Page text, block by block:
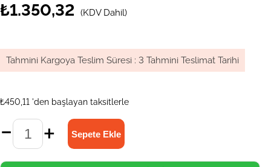
₺1.350,32 (KDV Dahil)
Tahmini Kargoya Teslim Süresi : 3 Tahmini Teslimat Tarihi
₺450,11 'den başlayan taksitlerle